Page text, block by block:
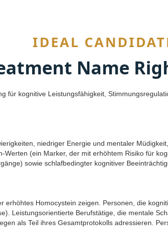
IDEAL
Name
für kognitive Leistungsfähigkeit,
niedriger Energie und mentaler
(ein Marker, der mit erhöhtem Risiko für
sowie schlafbedingter kognitiver
erhöhtes Homocystein zeigen. Personen, die
Leistungsorientierte Berufstätige, die mentale
als Teil ihres Gesamtprotokolls adressieren.